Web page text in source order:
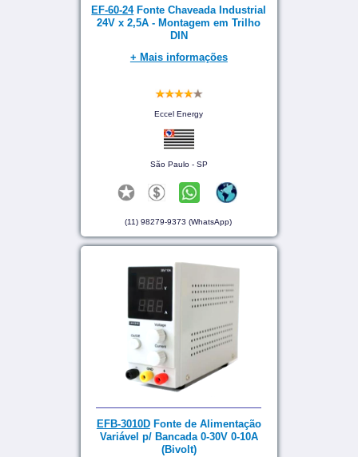
EF-60-24Fonte Chaveada Industrial
24V x 2,5A - Montagem em Trilho
DIN
+ Mais informações
Eccel Energy
São Paulo - SP
(11) 98279-9373 (WhatsApp)
EFB-3010DFonte de Alimentação
Variável p/ Bancada 0-30V 0-10A
(Bivolt)